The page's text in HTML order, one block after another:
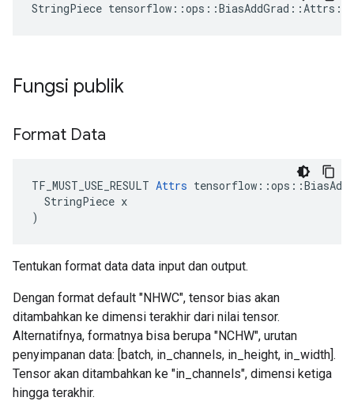
StringPiece
Fungsi publik
Format Data
TF_MUST_USE_RESULT Attrs
  StringPiece x
)
Tentukan format data data input dan output.
Dengan format default "NHWC", tensor bias akan
ditambahkan ke dimensi terakhir dari nilai tensor.
Alternatifnya, formatnya bisa berupa "NCHW", urutan
penyimpanan data: [batch, in_channels, in_height, in_width].
Tensor akan ditambahkan ke "in_channels", dimensi ketiga
hingga terakhir.